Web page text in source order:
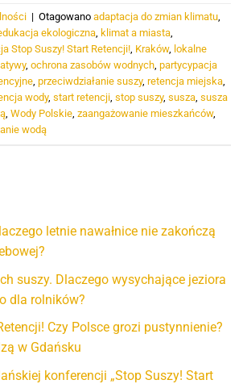
| Otagowano adaptacja do zmian klimatu
ekologiczna klimat a miasta
Stop Suszy! Start Retencji! Kraków, lokalne
, ochrona zasobów wodnych partycypacja
przeciwdziałanie suszy, retencja miejska
wody, start retencji stop suszy, susza susza
Wody Polskie zaangażowanie mieszkańców,
wodą
letnie nawałnice nie zakończą
suszy. Dlaczego wysychające jeziora
dla rolników?
Czy Polsce grozi pustynnienie?
w Gdańsku
konferencji „Stop Suszy! Start